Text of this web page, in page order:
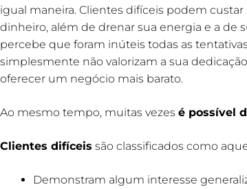
igual maneira. Clientes difíceis podem
dinheiro, além de drenar sua energia e a de
percebe que foram inúteis todas as
simplesmente não valorizam a sua
oferecer um negócio mais barato.
Ao mesmo tempo, muitas vezes é possível
Clientes difíceis são classificados como
Demonstram algum interesse